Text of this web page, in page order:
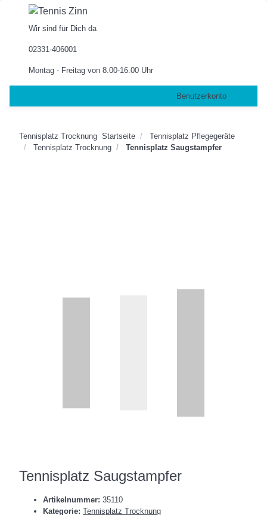
Wir sind für Dich da
02331-406001
Montag - Freitag von 8.00-16.00 Uhr
Benutzerkonto
Tennisplatz Trocknung Startseite
Tennisplatz Pflegegeräte
Tennisplatz Trocknung
Tennisplatz Saugstampfer
Tennisplatz Saugstampfer
Artikelnummer: 35110
Kategorie: Tennisplatz Trocknung